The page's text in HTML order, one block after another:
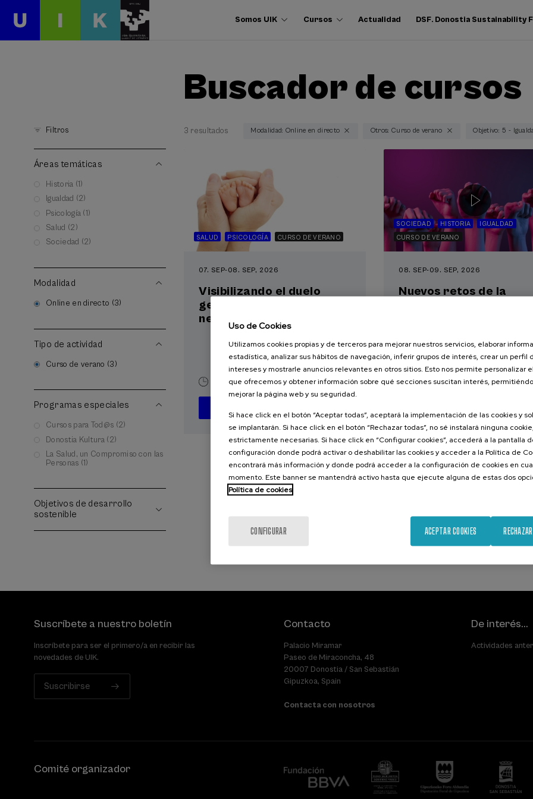
Somos UIK Cursos Actualidad DSF. Donostia Sustainability
Buscador de cursos
Filtros
Áreas temáticas
Historia (1)
Igualdad (2)
Psicología (1)
Salud (2)
Sociedad (2)
Modalidad
Online en directo (3)
Tipo de actividad
Curso de verano (3)
Programas especiales
Cursos para Tod@s (2)
Donostia Kultura (2)
La Salud, un Compromiso con las
Personas (1)
Objetivos de desarrollo
sostenible
3 resultados Modalidad: Online en directo Otros: Curso de verano Objetivo: 5 -
SALUD PSICOLOGÍA CURSO DE VERANO
07. SEP-08. SEP, 2026
Visibilizando el duelo
gestacional, perinatal y
neonatal
Español Euskera .
...
Últimas
Gratuito
Fecha
Lista
espera
Plazo
matrícula
finalizado
SOCIEDAD HISTORIA
IGUALDAD
CURSO DE VERANO
08. SEP-09. SEP, 2026
Nuevos retos de la
20 h. Español Euskera .
...Últimas
Gratuito
Fecha
Lista
espera
Plazo
matrícula
finalizado
Suscríbete a nuestro boletín
Inscríbete para ser el primero/a en recibir las
novedades de UIK.
Suscribirse
Contacto
Palacio Miramar
Paseo de Miraconcha, 48
20007 Donostia / San Sebastián
Gipuzkoa, Spain
Contacta con nosotros
De interés...
Actividades
Comité organizador
Uso de Cookies
Utilizamos cookies propias y de terceros para mejorar nuestros servicios, elaborar
estadística, analizar sus hábitos de navegación, inferir grupos de interés, crear un perfil
intereses y mostrarle anuncios relevantes en otros sitios. Esto nos permite personalizar
que ofrecemos y obtener información sobre qué secciones suscitan interés,
mejorar la página web y su seguridad.
Si hace click en el botón “Aceptar todas”, aceptará la implementación de las cookies y
se implantarán. Si hace click en el botón “Rechazar todas”, no sé instalará ninguna
estrictamente necesarias. Si hace click en “Configurar cookies”, accederá a la pantalla
configuración donde podrá activar o deshabilitar las cookies y acceder a la Política de
encontrará más información y donde podrá acceder a la configuración de cookies en
momento. Este banner se mantendrá activo hasta que ejecute alguna de estas dos
Política de cookies
CONFIGURAR ACEPTAR COOKIES